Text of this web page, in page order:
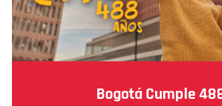
Bogotá Cumple